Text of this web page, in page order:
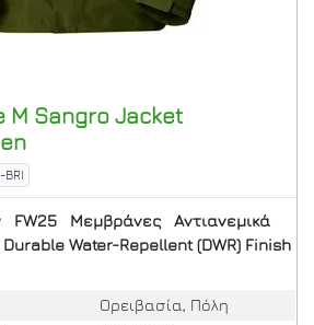
M Sangro Jacket
BRI
FW25 Μεμβράνες
Αντιανεμικά
Water-Repellent (DWR) Finish
Ορειβασία, Πόλη